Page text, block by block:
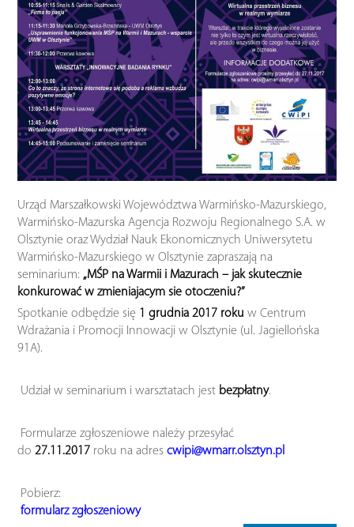
Urząd Marszałkowski Województwa Warmińsko-Mazurskiego,
Warmińsko-Mazurska Agencja Rozwoju Regionalnego S.A. w
Olsztynie oraz Wydział Nauk Ekonomicznych Uniwersytetu
Warmińsko-Mazurskiego w Olsztynie zapraszają na
seminarium:„MŚP na Warmii i Mazurach – jak skutecznie
konkurować w zmieniajacym sie otoczeniu?”
Spotkanie odbędzie się 1 grudnia 2017 roku w Centrum
Wdrażania i Promocji Innowacji w Olsztynie (ul. Jagiellońska
91A).
Udział w seminarium i warsztatach jest bezpłatny.
Formularze zgłoszeniowe należy przesyłać
do27.11.2017 roku na adrescwipi@wmarr.olsztyn.pl
Pobierz:
formularz zgłoszeniowy